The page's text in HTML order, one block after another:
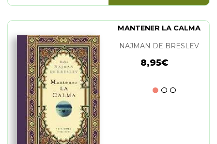
MANTENER LA CALMA
NAJMAN DE BRESLEV
8,95€